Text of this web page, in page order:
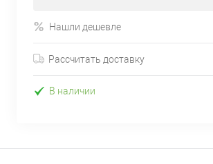
Нашли дешевле
Рассчитать доставку
В наличии